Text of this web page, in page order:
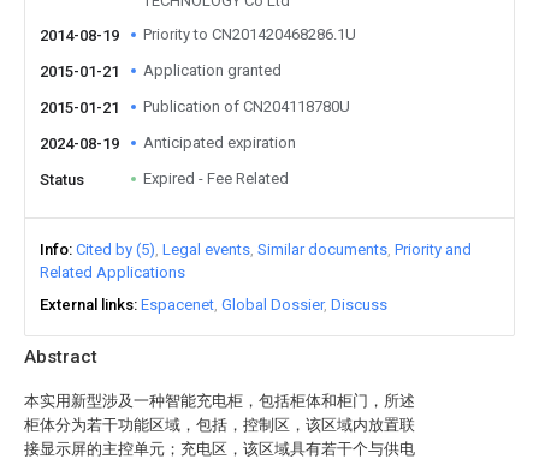
Abstract
本实用新型涉及一种智能充电柜，包括柜体和柜门，所述
柜体分为若干功能区域，包括，控制区，该区域内放置联
接显示屏的主控单元；充电区，该区域具有若干个与供电
2014-08-19
Priority to CN201420468286.1U
2015-01-21 Application granted
2015-01-21 Publication of CN204118780U
2024-08-19 Anticipated expiration
Status Expired - Fee Related
Info Cited by (5) Legal events Similar documents Priority and
Related Applications
External links Espacenet Global Dossier Discuss